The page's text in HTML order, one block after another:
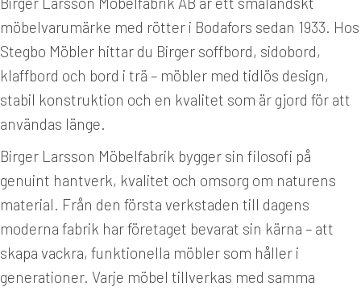
möbelvarumärke med rötter i Bodafors sedan 1933. Hos
Stegbo Möbler hittar du Birger soffbord, sidobord,
klaffbord och bord i trä – möbler med tidlös design,
stabil konstruktion och en kvalitet som är gjord för att
användas länge.
Birger Larsson Möbelfabrik bygger sin filosofi på
genuint hantverk, kvalitet och omsorg om naturens
material. Från den första verkstaden till dagens
moderna fabrik har företaget bevarat sin kärna – att
skapa vackra, funktionella möbler som håller i
generationer. Varje möbel tillverkas med samma